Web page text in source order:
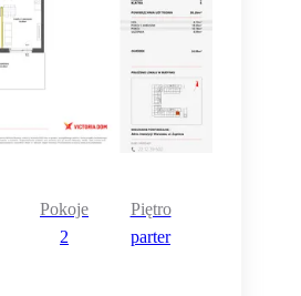
Pokoje
2
Piętro
parter